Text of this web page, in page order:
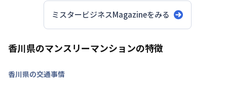
ミスタービジネスMagazineをみる
香川県のマンスリーマンションの特徴
香川県の交通事情